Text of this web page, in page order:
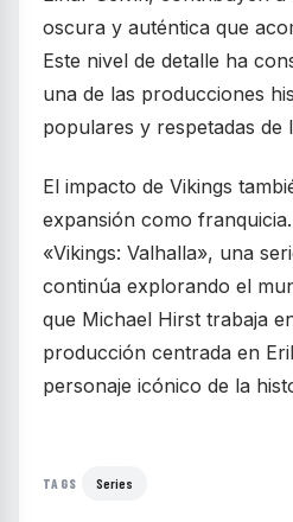
oscura y auténtica que
Este nivel de detalle ha
una de las producciones
populares y respetadas de
El impacto de Vikings
expansión como
«Vikings: Valhalla», una
continúa explorando el
que Michael Hirst trabaja
producción centrada en
personaje icónico de la
TAGS Series